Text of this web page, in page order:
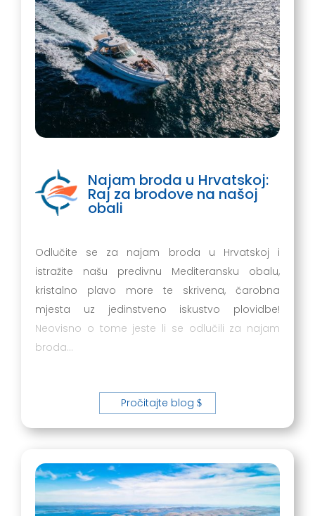
Najam broda u Hrvatskoj:
Raj za brodove na našoj
obali
Odlučite se za najam broda u Hrvatskoj i
istražite našu predivnu Mediteransku obalu,
kristalno plavo more te skrivena, čarobna
mjesta uz jedinstveno iskustvo plovidbe!
Neovisno o tome jeste li se odlučili za najam
broda…
Pročitajte blog